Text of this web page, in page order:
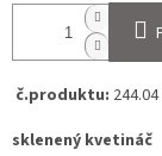
č.produktu: 244.04
sklenený kvetináč